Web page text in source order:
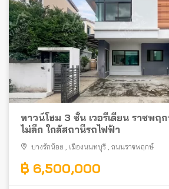
ทาวน์โฮม 3 ชั้น เวอรีเดียน ราชพฤ
ไม่ลึก ใกล้สถานีรถไฟฟ้า
บางรักน้อย เมืองนนทบุรี ถนนราชพฤกษ์
฿ 6,500,000